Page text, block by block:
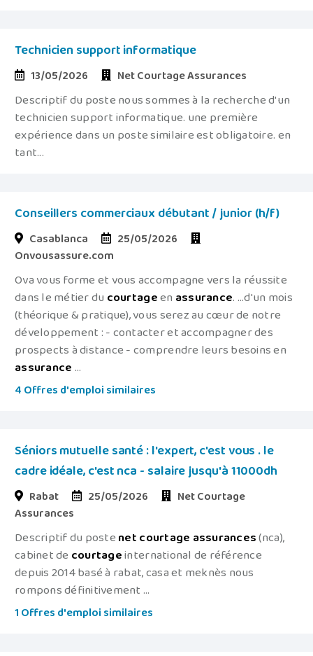
Technicien support informatique
13/05/2026 Net Courtage Assurances
Descriptif du poste nous sommes à la recherche d'un
technicien support informatique. une première
expérience dans un poste similaire est obligatoire. en
tant...
Conseillers commerciaux débutant / junior (h/f)
Casablanca
25/05/2026
Onvousassure.com
Ova vous forme et vous accompagne vers la réussite
dans le métier ducourtageenassurance. ...d'un mois
(théorique & pratique), vous serez au cœur de notre
développement : - contacter et accompagner des
prospects à distance - comprendre leurs besoins en
assurance ...
4 Offres d'emploi similaires
Séniors mutuelle santé : l'expert, c'est vous . le
cadre idéale, c'est nca - salaire jusqu'à 11000dh
Rabat 25/05/2026
Net Courtage
Assurances
Descriptif du postenetcourtage assurances(nca),
cabinet de courtageinternational de référence
depuis 2014 basé à rabat, casa et meknès nous
rompons définitivement ...
1 Offres d'emploi similaires